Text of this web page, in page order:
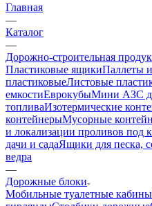
Главная
—
Каталог
—
Дорожно-строительная
Пластиковые ящикиПаллеты
пластиковыеЛистовые
емкостиЕврокубыМини АЗС
топливаИзотермические
контейнерыМусорные
и локализации проливов под
дачи и садаЯщики для песка,
ведра
—
Дорожные блоки
Мобильные туалетные кабины